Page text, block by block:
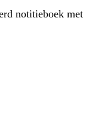
notitieboek met